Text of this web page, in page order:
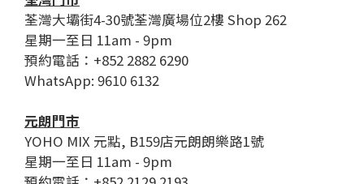
荃灣大壩街4-30號荃灣廣場位2樓 Shop 262
星期一至日 11am - 9pm
預約電話：+852 2882 6290
WhatsApp: 9610 6132
元朗門市
YOHO MIX 元點, B159店元朗朗樂路1號
星期一至日 11am - 9pm